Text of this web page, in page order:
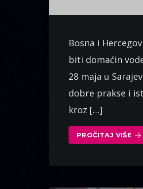
Bosna i
biti domaćin
28 maja u
dobre prakse i
kroz […]
PROČITAJ VIŠE arrow_forward